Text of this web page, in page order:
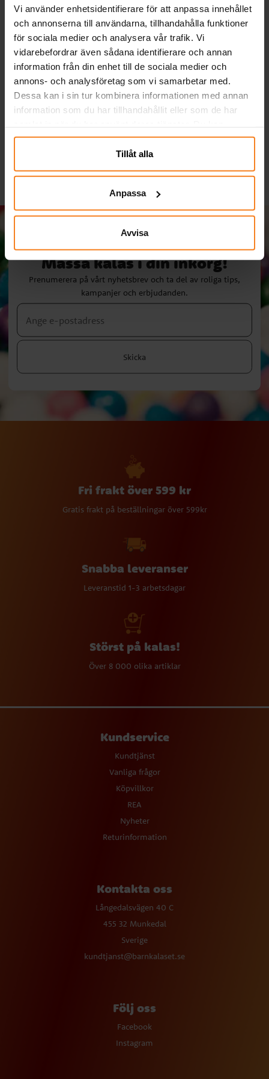
Vi använder enhetsidentifierare för att anpassa innehållet
och annonserna till användarna, tillhandahålla funktioner
för sociala medier och analysera vår trafik. Vi
vidarebefordrar även sådana identifierare och annan
information från din enhet till de sociala medier och
annons- och analysföretag som vi samarbetar med.
Dessa kan i sin tur kombinera informationen med annan
information som du har tillhandahållit eller som de har
närsomhelst ändra ditt samtycke.
Tillåt alla
Anpassa
Avvisa
Ballonger - Gröna 10-
pack
Pris :29,00 kr
29,00 kr
KÖP
Ariel - Pappmuggar 8-
pack
Pris: 39,00 kr
39,00 kr
KÖP
Massa kalas i din inkorg!
Prenumerera på vårt nyhetsbrev och ta del av roliga tips,
kampanjer och erbjudanden.
Skicka
Fri frakt över 599 kr
Gratis frakt på beställningar över 599kr
Snabba leveranser
Leveranstid 1-3 arbetsdagar
Störst på kalas!
Över 8 000 olika artiklar
Kundservice
Kundtjänst
Vanliga frågor
Köpvillkor
REA
Nyheter
Returinformation
Kontakta oss
Långedalsvägen 40 C
455 32 Munkedal
Sverige
kundtjanst@barnkalaset.se
Följ oss
Facebook
Instagram